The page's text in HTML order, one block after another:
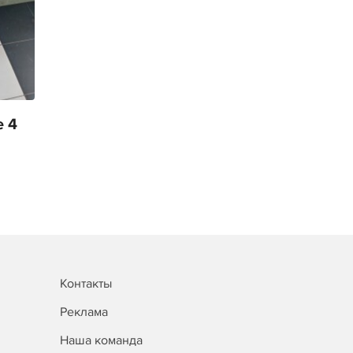
4
Контакты
Реклама
Наша команда